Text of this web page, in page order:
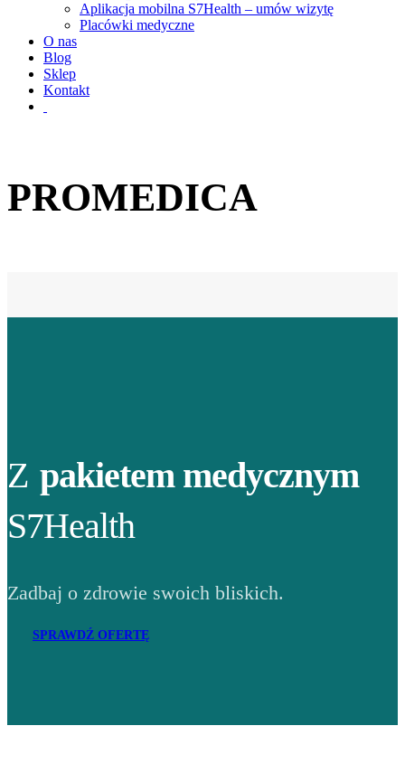
Aplikacja mobilna S7Health – umów wizytę
Placówki medyczne
O nas
Blog
Sklep
Kontakt
PROMEDICA
Z pakietem medycznym
S7Health
Zadbaj o zdrowie swoich bliskich.
SPRAWDŹ OFERTĘ